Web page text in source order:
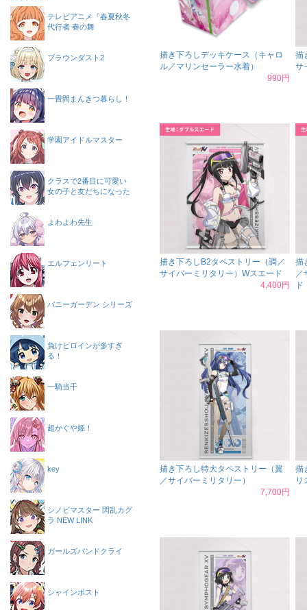
描き下ろしデッキケース（キャロ
ル／マリンセーラー水着）
990円
描
サ
描き下ろしB2タペストリー（調／
サイバーミリタリー）Wスエード
4,400円
描
／
ド
描き下ろし特大タペストリー（翼
／サイバーミリタリー）
7,700円
描
リ
テレビアニメ『春夏秋冬
代行者 春の舞
ブラウンダスト2
一畳間まんきつ暮らし！
学園アイドルマスター
クラスで2番目に可愛い
女の子と友だちになった
よわよわ先生
エルフェンリート
バニーガーデン シリーズ
負けヒロインが多すぎ
る！
一騎当千
超かぐや姫！
key
シノビマスター 閃乱カグ
ラ NEW LINK
ガールズバンドクライ
シャインポスト